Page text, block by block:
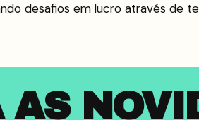
desafios em lucro através de
AS